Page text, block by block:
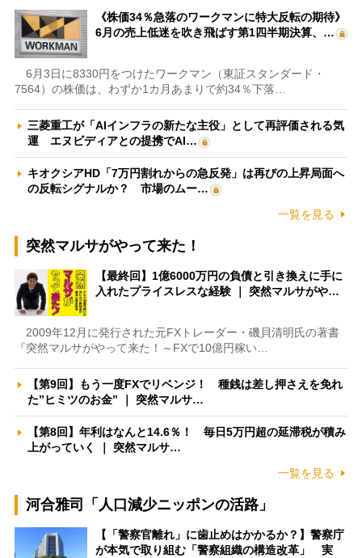
《株価34％急落のワークマンに特大反転の期待》
6月の売上低迷を吹き飛ばす第1四半期決算、…
6月3日に8330円をつけたワークマン（東証スタンダード・
7564）の株価は、わずか1カ月あまりで約34％下落…
三菱重工が「AIインフラの新たな主役」として再評価される気
運 エヌビディアとの提携でAI…
キオクシアHD「7万円割れからの急反発」は再びの上昇局面へ
の反転シグナルか？ 市場のムー…
一覧を見る
突然マルサがやって来た！
【最終回】1億6000万円の負債と引き換えに手に
入れたプライスレスな経験 ｜ 突然マルサがや…
2009年12月に発行された元FXトレーダー・磯貝清明氏の著書
『突然マルサがやって来た！～FXで10億円稼い…
【第9回】もう一度FXでリベンジ！ 種銭は差し押さえを免れ
た”ヒミツのお金” ｜ 突然マルサ…
【第8回】年利はなんと14.6％！ 毎日5万円超の延滞税が積み
上がっていく ｜ 突然マルサ…
一覧を見る
河合雅司「人口減少ニッポンの活路」
【「警察官離れ」に歯止めはかかるか？】警察庁
が本気で取り組む「警察組織の構造改革」 実